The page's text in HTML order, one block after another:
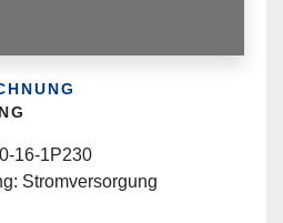
16-1P230
Stromversorgung